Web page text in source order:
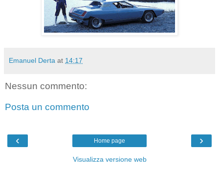
Emanuel Derta at 14:17
Nessun commento:
Posta un commento
‹ ›
Home page
Visualizza versione web